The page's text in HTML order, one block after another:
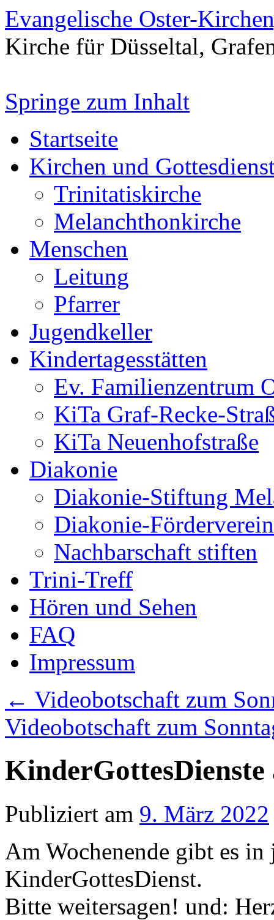
Evangelische Oster-
Kirche für Düsseltal,
Springe zum Inhalt
Startseite
Kirchen und
Trinitatiskirche
Melanchthonkirche
Menschen
Leitung
Pfarrer
Jugendkeller
Kindertagesstätten
Ev. Familienzentrum
KiTa Graf-Recke-
KiTa Neuenhofstraße
Diakonie
Diakonie-Stiftung
Diakonie-
Nachbarschaft stiften
Trini-Treff
Hören und Sehen
FAQ
Impressum
← Videobotschaft zum
Videobotschaft zum
KinderGottesDienste
Publiziert am 9. März 2022
Am Wochenende gibt es
KinderGottesDienst.
Bitte weitersagen! und: